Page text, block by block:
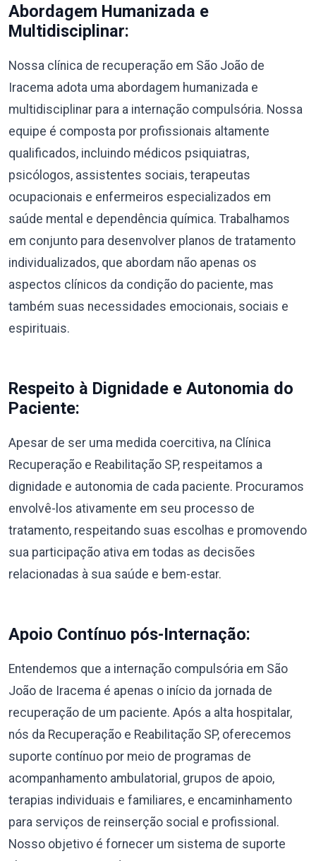
Abordagem Humanizada e
Multidisciplinar:
Nossa clínica de recuperação em São João de
Iracema adota uma abordagem humanizada e
multidisciplinar para a internação compulsória. Nossa
equipe é composta por profissionais altamente
qualificados, incluindo médicos psiquiatras,
psicólogos, assistentes sociais, terapeutas
ocupacionais e enfermeiros especializados em
saúde mental e dependência química. Trabalhamos
em conjunto para desenvolver planos de tratamento
individualizados, que abordam não apenas os
aspectos clínicos da condição do paciente, mas
também suas necessidades emocionais, sociais e
espirituais.
Respeito à Dignidade e Autonomia do
Paciente:
Apesar de ser uma medida coercitiva, na Clínica
Recuperação e Reabilitação SP, respeitamos a
dignidade e autonomia de cada paciente. Procuramos
envolvê-los ativamente em seu processo de
tratamento, respeitando suas escolhas e promovendo
sua participação ativa em todas as decisões
relacionadas à sua saúde e bem-estar.
Apoio Contínuo pós-Internação:
Entendemos que a internação compulsória em São
João de Iracema é apenas o início da jornada de
recuperação de um paciente. Após a alta hospitalar,
nós da Recuperação e Reabilitação SP, oferecemos
suporte contínuo por meio de programas de
acompanhamento ambulatorial, grupos de apoio,
terapias individuais e familiares, e encaminhamento
para serviços de reinserção social e profissional.
Nosso objetivo é fornecer um sistema de suporte